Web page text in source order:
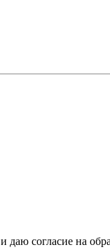
и даю согласие на